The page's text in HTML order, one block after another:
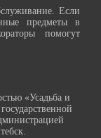
Если
предметы в
помогут
«Усадьба и